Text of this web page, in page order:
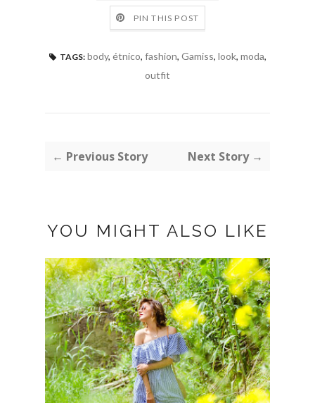
PIN THIS POST
TAGS: body, étnico, fashion, Gamiss, look, moda,
outfit
← Previous Story Next Story →
YOU MIGHT ALSO LIKE